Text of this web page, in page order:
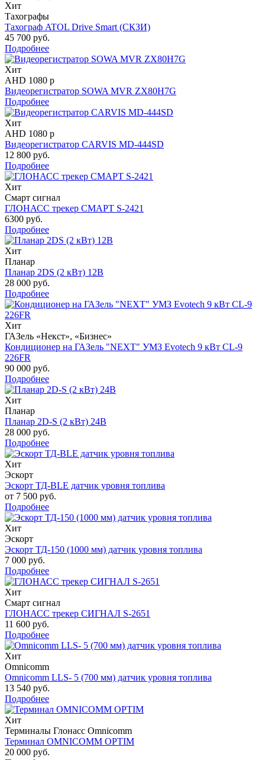
Хит
Тахографы
Тахограф ATOL Drive Smart (СКЗИ)
45 700 руб.
Подробнее
Хит
AHD 1080 p
Видеорегистратор SOWA MVR ZX80H7G
Подробнее
Хит
AHD 1080 p
Видеорегистратор CARVIS MD-444SD
12 800 руб.
Подробнее
Хит
Смарт сигнал
ГЛОНАСС трекер СМАРТ S-2421
6300 руб.
Подробнее
Хит
Планар
Планар 2DS (2 кВт) 12В
28 000 руб.
Подробнее
Хит
ГАЗель «Некст», «Бизнес»
Кондиционер на ГАЗель "NEXT" УМЗ Evotech 9 кВт CL-9
226FR
90 000 руб.
Подробнее
Хит
Планар
Планар 2D-S (2 кВт) 24В
28 000 руб.
Подробнее
Хит
Эскорт
Эскорт ТД-BLE датчик уровня топлива
от 7 500 руб.
Подробнее
Хит
Эскорт
Эскорт ТД-150 (1000 мм) датчик уровня топлива
7 000 руб.
Подробнее
Хит
Смарт сигнал
ГЛОНАСС трекер СИГНАЛ S-2651
11 600 руб.
Подробнее
Хит
Omnicomm
Omnicomm LLS- 5 (700 мм) датчик уровня топлива
13 540 руб.
Подробнее
Хит
Терминалы Глонасс Omnicomm
Терминал OMNICOMM OPTIM
20 000 руб.